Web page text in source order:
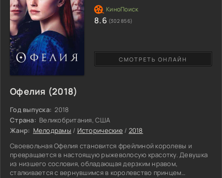
Офелия (2018)
Год выпуска: 2018
Страна: Великобритания, США
Жанр: Мелодрамы / Исторические / 2018
Своевольная Офелия становится фрейлиной королевы и
превращается в настоящую рыжеволосую красотку. Девушка
из низшего сословия, обладающая дерзким нравом,
сталкивается с вернувшимся в королевство принцем
СМОТРЕТЬ ОНЛАЙН
8.6 (302 856)